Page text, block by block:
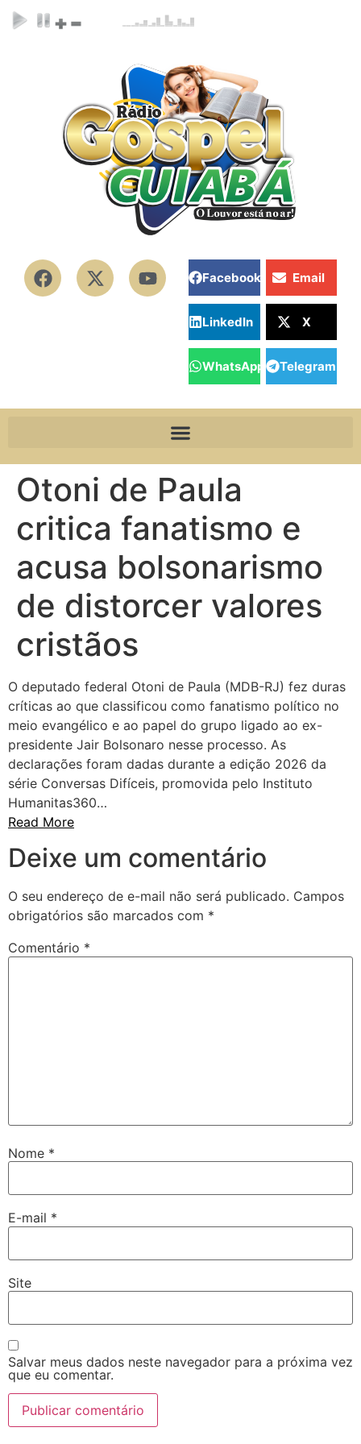
Facebook Email
LinkedIn X
WhatsApp Telegram
Otoni de Paula
critica fanatismo e
acusa bolsonarismo
de distorcer valores
cristãos
O deputado federal Otoni de Paula (MDB-RJ) fez duras
críticas ao que classificou como fanatismo político no
meio evangélico e ao papel do grupo ligado ao ex-
presidente Jair Bolsonaro nesse processo. As
declarações foram dadas durante a edição 2026 da
série Conversas Difíceis, promovida pelo Instituto
Humanitas360…
Read More
Deixe um comentário
O seu endereço de e-mail não será publicado. Campos
obrigatórios são marcados com *
Comentário *
Nome *
E-mail *
Site
Salvar meus dados neste navegador para a próxima vez
que eu comentar.